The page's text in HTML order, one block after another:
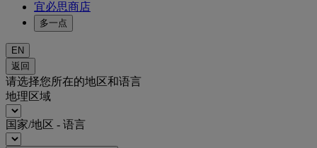
宜必思商店
多一点
EN
返回
请选择您所在的地区和语言
地理区域
国家/地区 - 语言